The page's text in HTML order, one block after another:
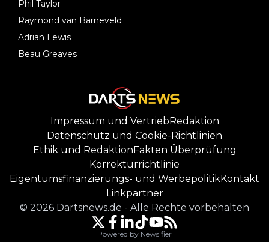
Phil Taylor
Raymond van Barneveld
Adrian Lewis
Beau Greaves
Impressum und Vertrieb Redaktion
Datenschutz und Cookie-Richtlinien
Ethik und Redaktion Fakten Überprüfung
Korrekturrichtlinie
Eigentumsfinanzierungs- und WerbepolitikKontakt
Linkpartner
© 2026 Dartsnews.de - Alle Rechte vorbehalten
Powered by Newsifier